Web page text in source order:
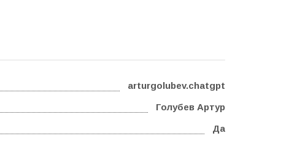
arturgolubev.chatgpt
Голубев Артур
Да